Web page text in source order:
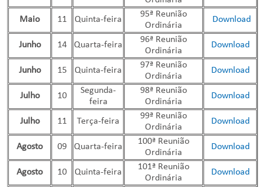
Maio 11 Quinta-feira
95ª Reunião
Ordinária
Download
Junho 14 Quarta-feira
96ª Reunião
Ordinária
Download
Junho 15 Quinta-feira
97ª Reunião
Ordinária
Download
Julho 10
Segunda-
feira
98ª Reunião
Ordinária
Download
Julho 11 Terça-feira
99ª Reunião
Ordinária
Download
Agosto 09 Quarta-feira
100ª Reunião
Ordinária
Download
Agosto 10 Quinta-feira
101ª Reunião
Ordinária
Download